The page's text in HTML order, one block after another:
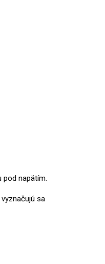
pod napätím.
vyznačujú sa